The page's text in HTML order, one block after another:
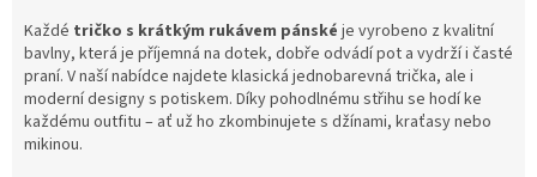
i
s
u
Každé tričko s krátkým rukávem pánské je vyrobeno z kvalitní
bavlny, která je příjemná na dotek, dobře odvádí pot a vydrží i časté
praní. V naší nabídce najdete klasická jednobarevná trička, ale i
moderní designy s potiskem. Díky pohodlnému střihu se hodí ke
každému outfitu – ať už ho zkombinujete s džínami, kraťasy nebo
mikinou.